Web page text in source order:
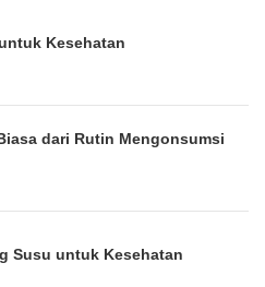
Kesehatan
dari Rutin Mengonsumsi
Susu untuk Kesehatan